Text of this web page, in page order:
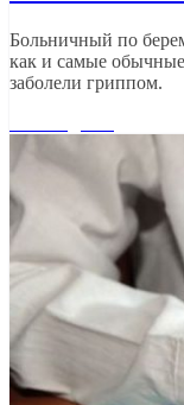
Больничный по
как и самые
заболели гриппом.